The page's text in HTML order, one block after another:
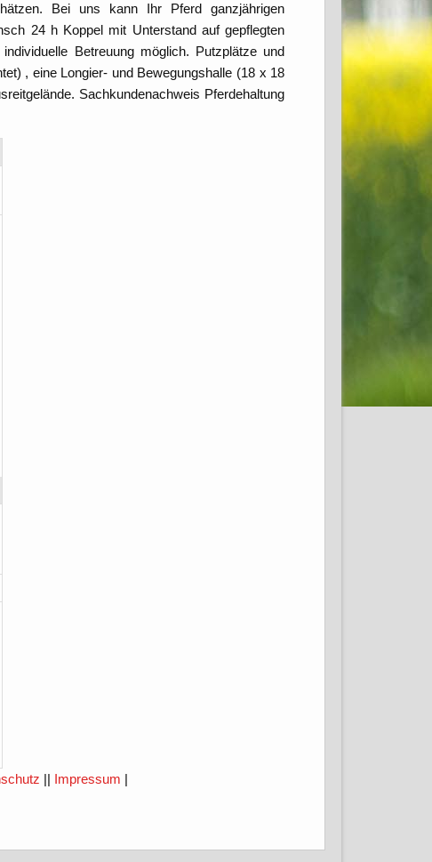
Bei uns kann Ihr Pferd ganzjährigen
24 h Koppel mit Unterstand auf gepflegten
Betreuung möglich. Putzplätze und
, eine Longier- und Bewegungshalle (18 x 18
Sachkundenachweis Pferdehaltung
|| Impressum |